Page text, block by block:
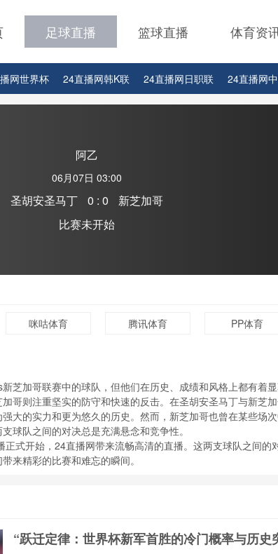
足球直播 篮球直播 体育资
网世界杯 24直播网韩K联 24直播网日职联 24直播网
阿乙
06月07日 03:00
圣胡安圣马丁 0 : 0
新芝加哥
比赛未开始
咪咕体育 腾讯体育 PP体育
芝加哥联赛中的球队，但他们在历史、成绩和风格上都有着
哥则注重坚实的防守和快速的反击。在圣胡安圣马丁与新芝
大的实力和更为悠久的历史。然而，新芝加哥也曾在某些场
球队之间的对决总是充满悬念和竞争性。
式开始，24直播网带来流畅高清的直播。这两支球队之间的
来精彩的比赛和难忘的瞬间。
“跃迁定律：世界杯新军首胜的冷门概率与历史